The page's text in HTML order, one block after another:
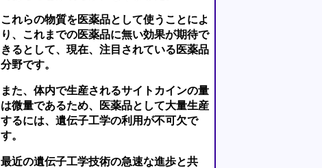
これらの物質を医薬品として使うことによ
り、これまでの医薬品に無い効果が期待で
きるとして、現在、注目されている医薬品
分野です。
また、体内で生産されるサイトカインの量
は微量であるため、医薬品として大量生産
するには、遺伝子工学の利用が不可欠で
す。
最近の遺伝子工学技術の急速な進歩と共